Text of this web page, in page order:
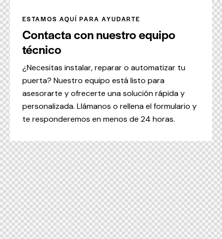
ESTAMOS AQUÍ PARA AYUDARTE
Contacta con nuestro equipo
técnico
¿Necesitas instalar, reparar o automatizar tu
puerta? Nuestro equipo está listo para
asesorarte y ofrecerte una solución rápida y
personalizada. Llámanos o rellena el formulario y
te responderemos en menos de 24 horas.